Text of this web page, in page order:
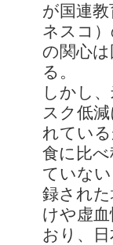
が国連
ネスコ
の関心
る。
しかし
スク低
れてい
食に比
ていな
録され
けや虚
おり、